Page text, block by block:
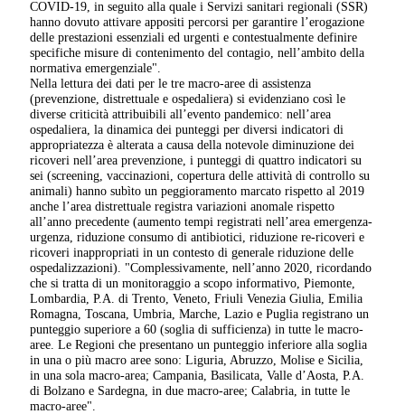
COVID-19, in seguito alla quale i Servizi sanitari regionali (SSR)
hanno dovuto attivare appositi percorsi per garantire l’erogazione
delle prestazioni essenziali ed urgenti e contestualmente definire
specifiche misure di contenimento del contagio, nell’ambito della
normativa emergenziale".
Nella lettura dei dati per le tre macro-aree di assistenza
(prevenzione, distrettuale e ospedaliera) si evidenziano così le
diverse criticità attribuibili all’evento pandemico: nell’area
ospedaliera, la dinamica dei punteggi per diversi indicatori di
appropriatezza è alterata a causa della notevole diminuzione dei
ricoveri nell’area prevenzione, i punteggi di quattro indicatori su
sei (screening, vaccinazioni, copertura delle attività di controllo su
animali) hanno subìto un peggioramento marcato rispetto al 2019
anche l’area distrettuale registra variazioni anomale rispetto
all’anno precedente (aumento tempi registrati nell’area emergenza-
urgenza, riduzione consumo di antibiotici, riduzione re-ricoveri e
ricoveri inappropriati in un contesto di generale riduzione delle
ospedalizzazioni). "Complessivamente, nell’anno 2020, ricordando
che si tratta di un monitoraggio a scopo informativo, Piemonte,
Lombardia, P.A. di Trento, Veneto, Friuli Venezia Giulia, Emilia
Romagna, Toscana, Umbria, Marche, Lazio e Puglia registrano un
punteggio superiore a 60 (soglia di sufficienza) in tutte le macro-
aree. Le Regioni che presentano un punteggio inferiore alla soglia
in una o più macro aree sono: Liguria, Abruzzo, Molise e Sicilia,
in una sola macro-area; Campania, Basilicata, Valle d’Aosta, P.A.
di Bolzano e Sardegna, in due macro-aree; Calabria, in tutte le
macro-aree".